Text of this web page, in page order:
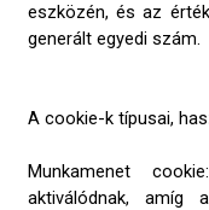
eszközén, és az
generált egyedi szám.
A cookie-k típusai,
Munkamenet
aktiválódnak,